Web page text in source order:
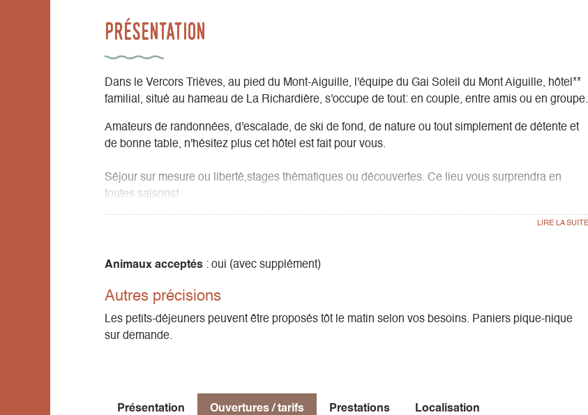
Présentation
Dans le Vercors Trièves, au pied du Mont-Aiguille, l'équipe du Gai Soleil du Mont Aiguille, hôtel**
familial, situé au hameau de La Richardière, s'occupe de tout: en couple, entre amis ou en groupe.
Amateurs de randonnées, d'escalade, de ski de fond, de nature ou tout simplement de détente et
de bonne table, n'hésitez plus cet hôtel est fait pour vous.
Séjour sur mesure ou liberté,stages thématiques ou découvertes. Ce lieu vous surprendra en
toutes saisons!
Un espace détente vous y attend (en supplément) : jacuzzi, sauna, hammam, bassin aqua ludique
Animaux acceptés : oui (avec supplément)
Autres précisions
Les petits-déjeuners peuvent être proposés tôt le matin selon vos besoins. Paniers pique-nique
sur demande.
Présentation Ouvertures / tarifs Prestations Localisation